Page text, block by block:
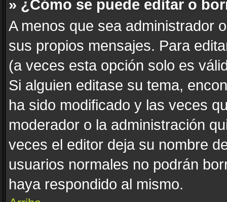
» ¿Cómo se puede editar o
A menos que sea administrador
sus propios mensajes. Para
(a veces esta opción solo es
Si alguien editase su tema,
ha sido modificado y las veces
moderador o la administración
veces el editor deja su nombre
usuarios normales no podrán
haya respondido al mismo.